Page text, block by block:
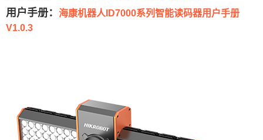
用户手册： 海康机器人ID7000系列智能读码器用户手册
V1.0.3